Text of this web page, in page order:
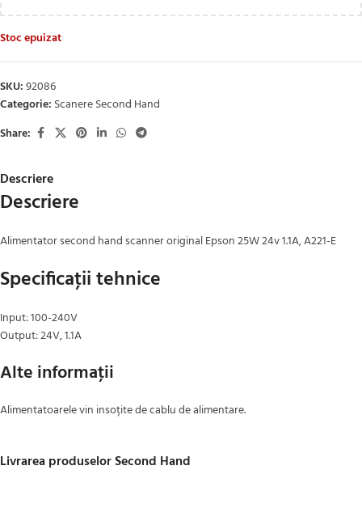
Stoc epuizat
SKU:92086
Categorie: Scanere Second Hand
Share:
Descriere
Descriere
Alimentator second hand scanner original Epson 25W 24v 1.1A, A221-E
Specificaţii tehnice
Input: 100-240V
Output: 24V, 1.1A
Alte informaţii
Alimentatoarele vin insoțite de cablu de alimentare.
Livrarea produselor Second Hand